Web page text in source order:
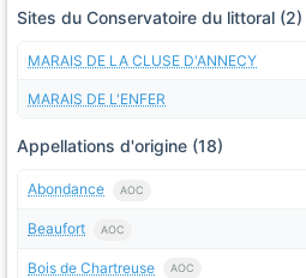
Sites du Conservatoire du littoral (2)
MARAIS DE LA CLUSE D'ANNECY
MARAIS DE L'ENFER
Appellations d'origine (18)
Abondance AOC
Beaufort AOC
Bois de Chartreuse AOC